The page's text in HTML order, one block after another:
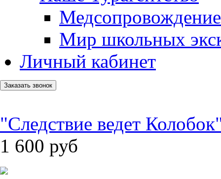
Медсопровождение
Мир школьных
Личный кабинет
Заказать звонок
"Следствие ведет
1 600 руб